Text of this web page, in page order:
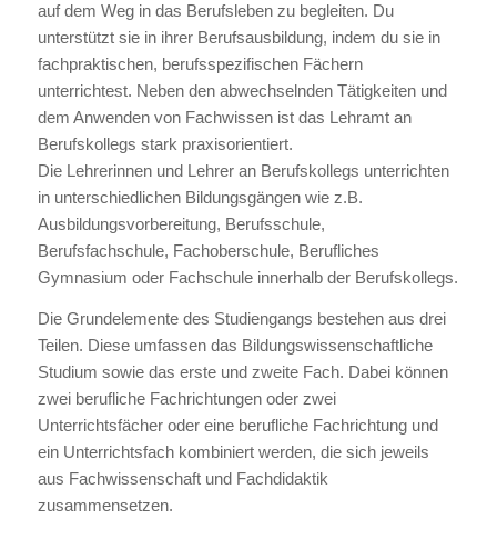
auf dem Weg in das Berufsleben zu begleiten. Du
unterstützt sie in ihrer Berufsausbildung, indem du sie in
fachpraktischen, berufsspezifischen Fächern
unterrichtest. Neben den abwechselnden Tätigkeiten und
dem Anwenden von Fachwissen ist das Lehramt an
Berufskollegs stark praxisorientiert.
Die Lehrerinnen und Lehrer an Berufskollegs unterrichten
in unterschiedlichen Bildungsgängen wie z.B.
Ausbildungsvorbereitung, Berufsschule,
Berufsfachschule, Fachoberschule, Berufliches
Gymnasium oder Fachschule innerhalb der Berufskollegs.
Die Grundelemente des Studiengangs bestehen aus drei
Teilen. Diese umfassen das Bildungswissenschaftliche
Studium sowie das erste und zweite Fach. Dabei können
zwei berufliche Fachrichtungen oder zwei
Unterrichtsfächer oder eine berufliche Fachrichtung und
ein Unterrichtsfach kombiniert werden, die sich jeweils
aus Fachwissenschaft und Fachdidaktik
zusammensetzen.